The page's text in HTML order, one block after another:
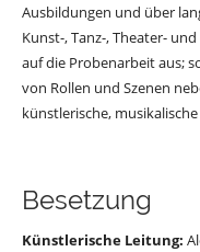
Ausbildungen und über
Kunst-, Tanz-, Theater-
auf die Probenarbeit aus;
von Rollen und Szenen
künstlerische,
Besetzung
Künstlerische Leitung: